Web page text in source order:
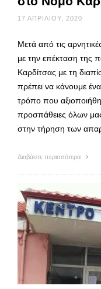
17 ΑΠΡΙΛΊΟΥ, 2020
Μετά από τις
με την επέκταση της
Καρδίτσας με τη
πρέπει να κάνουμε
τρόπο που
προσπάθειες όλων
στην τήρηση των
Διαβάστε περισσότερα